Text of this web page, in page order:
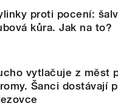
proti pocení:
kůra. Jak na to?
vytlačuje z měst
Šanci dostávají